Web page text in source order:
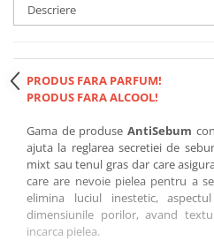
Descriere
PRODUS FARA PARFUM!
PRODUS FARA ALCOOL!
Gama de produseAntiSebum
ajuta la reglarea secretiei de
mixt sau tenul gras dar care
care are nevoie pielea pentru a
elimina luciul inestetic,
dimensiunile porilor, avand
incarca pielea.